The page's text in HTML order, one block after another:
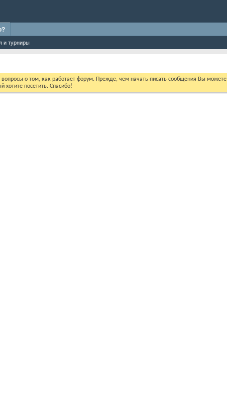
и турниры
вопросы о том, как работает форум. Прежде, чем начать писать сообщения Вы можете
хотите посетить. Спасибо!